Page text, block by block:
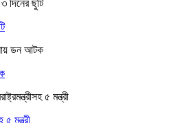
৫ মন্ত্রী